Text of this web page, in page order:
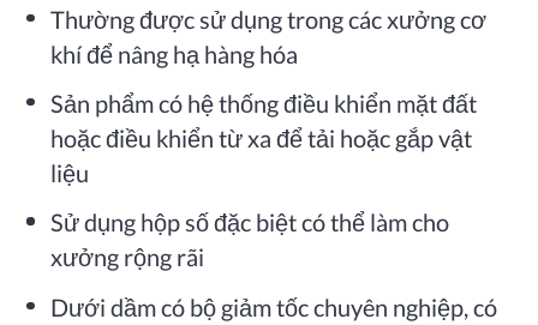
Thường được sử dụng trong các xưởng cơ
khí để nâng hạ hàng hóa
Sản phẩm có hệ thống điều khiển mặt đất
hoặc điều khiển từ xa để tải hoặc gắp vật
liệu
Sử dụng hộp số đặc biệt có thể làm cho
xưởng rộng rãi
Dưới dầm có bộ giảm tốc chuyên nghiệp, có